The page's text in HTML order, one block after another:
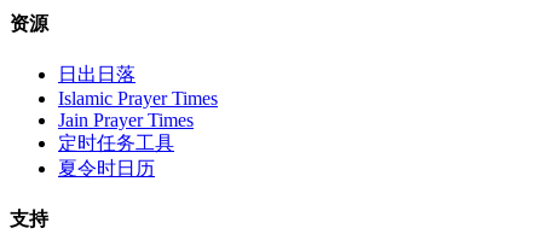
资源
日出日落
Islamic Prayer Times
Jain Prayer Times
定时任务工具
夏令时日历
支持